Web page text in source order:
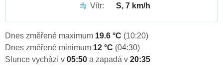
Vítr:
S, 7 km/h
Dnes změřené maximum 19.6 °C (10:20)
Dnes změřené minimum 12 °C (04:30)
Slunce vychází v 05:50 a zapadá v 20:35